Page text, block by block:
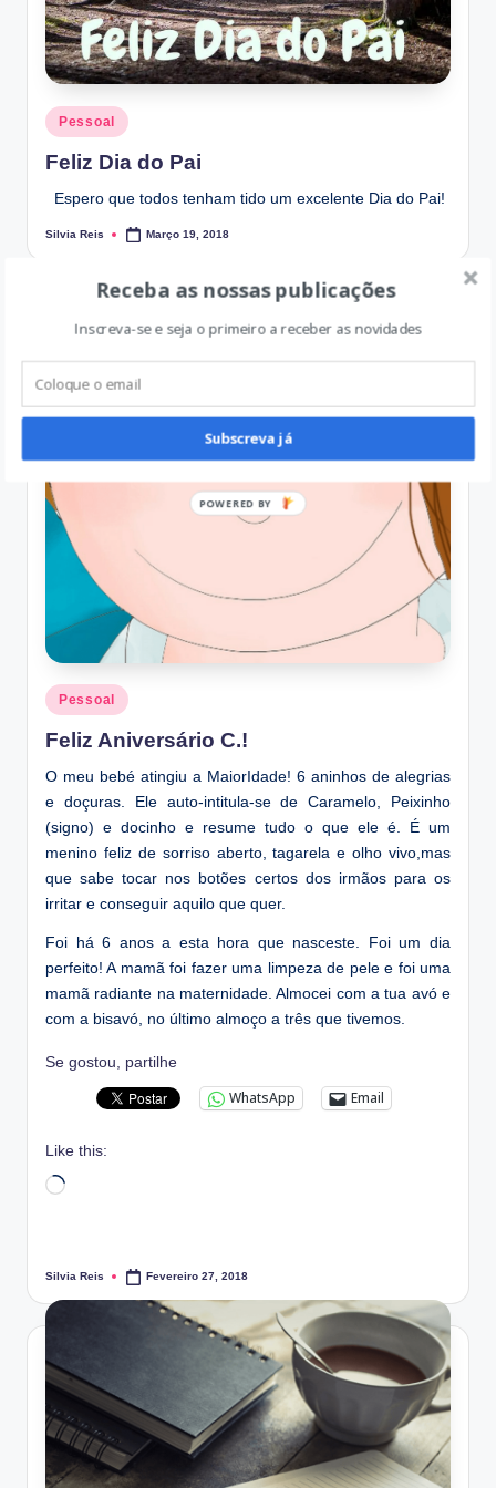
Posted
in
Pessoal
Feliz Dia do Pai
Espero que todos tenham tido um excelente Dia do Pai!
Posted
Silvia Reis Março 19, 2018
Posted
in
Pessoal
Feliz Aniversário C.!
O meu bebé atingiu a MaiorIdade! 6 aninhos de alegrias
e doçuras. Ele auto-intitula-se de Caramelo, Peixinho
(signo) e docinho e resume tudo o que ele é. É um
menino feliz de sorriso aberto, tagarela e olho vivo,mas
que sabe tocar nos botões certos dos irmãos para os
irritar e conseguir aquilo que quer.
Foi há 6 anos a esta hora que nasceste. Foi um dia
perfeito! A mamã foi fazer uma limpeza de pele e foi uma
mamã radiante na maternidade. Almocei com a tua avó e
com a bisavó, no último almoço a três que tivemos.
Se gostou, partilhe
WhatsApp Email
Like this:
Loading…
Posted
Silvia Reis Fevereiro 27, 2018
Receba as nossas publicações
Inscreva-se e seja o primeiro a receber as novidades
Subscreva já